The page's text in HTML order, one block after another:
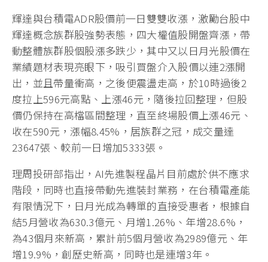
輝達與台積電ADR股價前一日雙雙收漲，激勵台股中
輝達概念族群股強勢表態，四大權值股開盤齊漲，帶
動整體族群股個股漲多跌少，其中又以日月光股價在
業績題材表現亮眼下，吸引買盤介入股價以連2漲開
出，並且帶量衝高，之後便震盪走高，於10時過後2
度拉上596元高點、上漲46元，隨後拉回整理，但股
價仍保持在高檔區間整理，直至終場股價上漲46元、
收在590元，漲幅8.45%，居族群之冠，成交量達
23647張、較前一日增加5333張。
理周投研部指出，AI先進製程晶片目前處於供不應求
階段，同時也直接帶動先進裝封業務，在台積電產能
有限情況下，日月光成為轉單的直接受惠者，根據自
結5月營收為630.3億元、月增1.26%、年增28.6%，
為43個月來新高，累計前5個月營收為2989億元、年
增19.9%，創歷史新高，同時也是連增3年。